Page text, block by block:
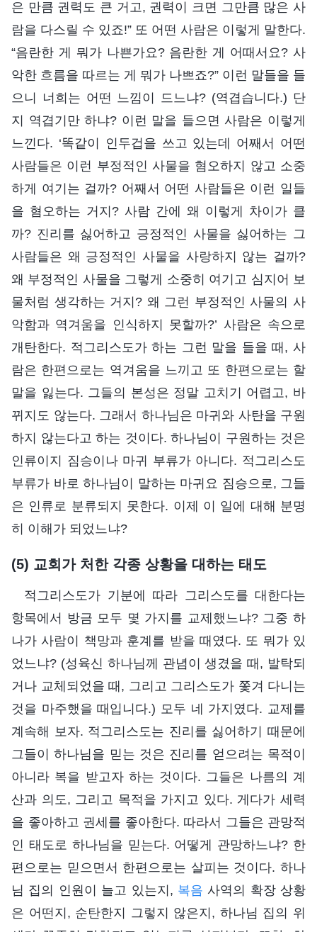
은 만큼 권력도 큰 거고, 권력이 크면 그만큼 많은 사
람을 다스릴 수 있죠!” 또 어떤 사람은 이렇게 말한다.
“음란한 게 뭐가 나쁜가요? 음란한 게 어때서요? 사
악한 흐름을 따르는 게 뭐가 나쁘죠?” 이런 말들을 들
으니 너희는 어떤 느낌이 드느냐? (역겹습니다.) 단
지 역겹기만 하냐? 이런 말을 들으면 사람은 이렇게
느낀다. ‘똑같이 인두겁을 쓰고 있는데 어째서 어떤
사람들은 이런 부정적인 사물을 혐오하지 않고 소중
하게 여기는 걸까? 어째서 어떤 사람들은 이런 일들
을 혐오하는 거지? 사람 간에 왜 이렇게 차이가 클
까? 진리를 싫어하고 긍정적인 사물을 싫어하는 그
사람들은 왜 긍정적인 사물을 사랑하지 않는 걸까?
왜 부정적인 사물을 그렇게 소중히 여기고 심지어 보
물처럼 생각하는 거지? 왜 그런 부정적인 사물의 사
악함과 역겨움을 인식하지 못할까?’ 사람은 속으로
개탄한다. 적그리스도가 하는 그런 말을 들을 때, 사
람은 한편으로는 역겨움을 느끼고 또 한편으로는 할
말을 잃는다. 그들의 본성은 정말 고치기 어렵고, 바
뀌지도 않는다. 그래서 하나님은 마귀와 사탄을 구원
하지 않는다고 하는 것이다. 하나님이 구원하는 것은
인류이지 짐승이나 마귀 부류가 아니다. 적그리스도
부류가 바로 하나님이 말하는 마귀요 짐승으로, 그들
은 인류로 분류되지 못한다. 이제 이 일에 대해 분명
히 이해가 되었느냐?
(5) 교회가 처한 각종 상황을 대하는 태도
적그리스도가 기분에 따라 그리스도를 대한다는
항목에서 방금 모두 몇 가지를 교제했느냐? 그중 하
나가 사람이 책망과 훈계를 받을 때였다. 또 뭐가 있
었느냐? (성육신 하나님께 관념이 생겼을 때, 발탁되
거나 교체되었을 때, 그리고 그리스도가 쫓겨 다니는
것을 마주했을 때입니다.) 모두 네 가지였다. 교제를
계속해 보자. 적그리스도는 진리를 싫어하기 때문에
그들이 하나님을 믿는 것은 진리를 얻으려는 목적이
아니라 복을 받고자 하는 것이다. 그들은 나름의 계
산과 의도, 그리고 목적을 가지고 있다. 게다가 세력
을 좋아하고 권세를 좋아한다. 따라서 그들은 관망적
인 태도로 하나님을 믿는다. 어떻게 관망하느냐? 한
편으로는 믿으면서 한편으로는 살피는 것이다. 하나
님 집의 인원이 늘고 있는지, 복음 사역의 확장 상황
은 어떤지, 순탄한지 그렇지 않은지, 하나님 집의 위